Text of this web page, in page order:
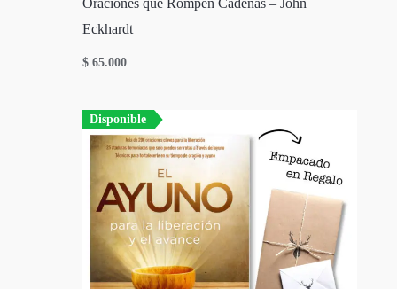
Oraciones que Rompen Cadenas – John
Eckhardt
$ 65.000
Disponible